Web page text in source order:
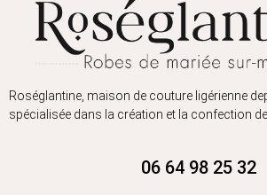
Roséglantine, maison de couture ligérienne
spécialisée dans la création et la confection
06 64 98 25 32